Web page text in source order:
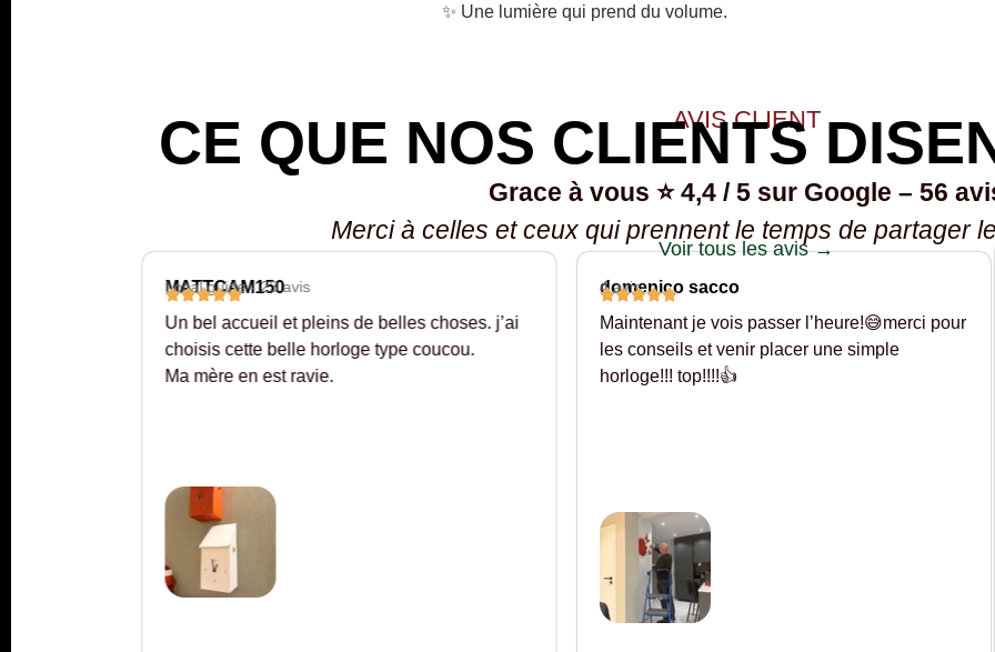
✨ Une lumière qui prend du volume.
AVIS CLIENT
CE QUE NOS CLIENTS
Grace à vous ⭐ 4,4 / 5 sur Google – 56
Merci à celles et ceux qui prennent le temps de partager
Voir tous les avis →
MATTCAM150
Local guide - 23 avis
Un bel accueil et pleins de belles choses. j’ai
choisis cette belle horloge type coucou.
Ma mère en est ravie.
domenico sacco
4 avis
Maintenant je vois passer l’heure!😅merci pour
les conseils et venir placer une simple
horloge!!! top!!!!👍